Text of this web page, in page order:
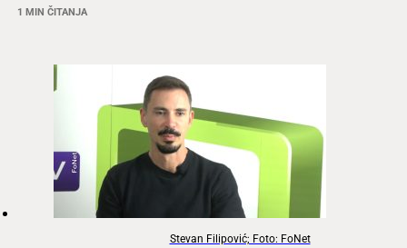
1 MIN ČITANJA
Stevan Filipović; Foto: FoNet